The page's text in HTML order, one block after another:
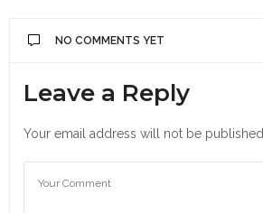
NO COMMENTS YET
Leave a Reply
Your email address will not be published.